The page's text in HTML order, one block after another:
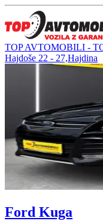
TOP AVTOMOBILI -
Hajdoše 22 - 27,Hajdina
Ford Kuga